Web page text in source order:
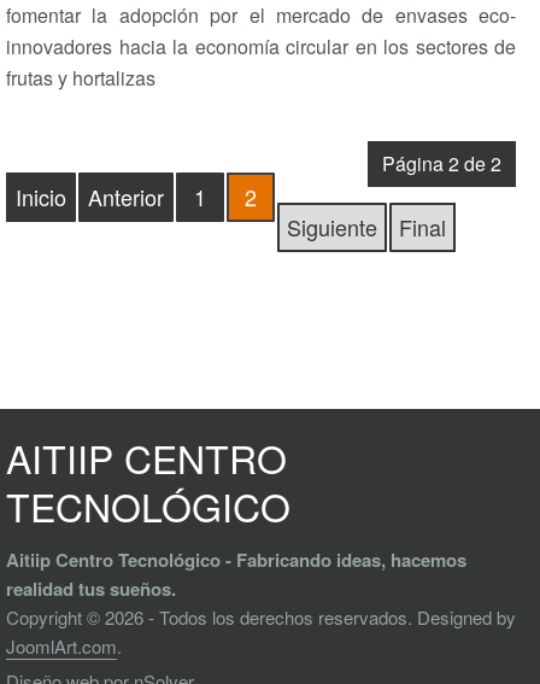
fomentar la adopción por el mercado de envases eco-
innovadores hacia la economía circular en los sectores de
frutas y hortalizas
Página 2 de 2
Inicio Anterior 1
2
Siguiente
Final
AITIIP CENTRO
TECNOLÓGICO
Aitiip Centro Tecnológico - Fabricando ideas, hacemos
realidad tus sueños.
Copyright © 2026 - Todos los derechos reservados. Designed by
JoomlArt.com.